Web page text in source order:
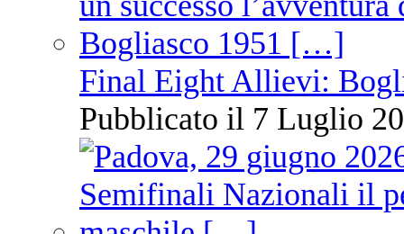
Final Eight Allievi:
Pubblicato il 7 Luglio